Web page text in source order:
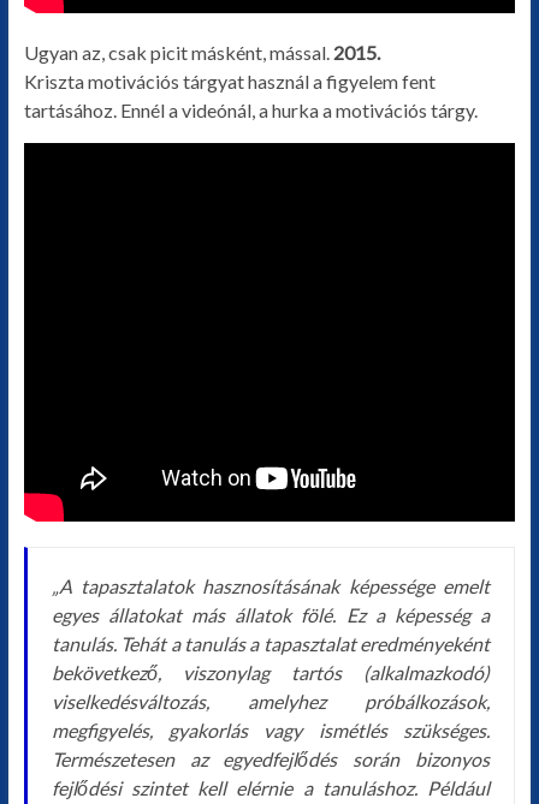
Ugyan az, csak picit másként, mással.2015.
Kriszta motivációs tárgyat használ a figyelem fent
tartásához. Ennél a videónál, a hurka a motivációs tárgy.
„A tapasztalatok hasznosításának képessége emelt
egyes állatokat más állatok fölé. Ez a képesség a
tanulás. Tehát a tanulás a tapasztalat eredményeként
bekövetkező, viszonylag tartós (alkalmazkodó)
viselkedésváltozás, amelyhez próbálkozások,
megfigyelés, gyakorlás vagy ismétlés szükséges.
Természetesen az egyedfejlődés során bizonyos
fejlődési szintet kell elérnie a tanuláshoz. Például